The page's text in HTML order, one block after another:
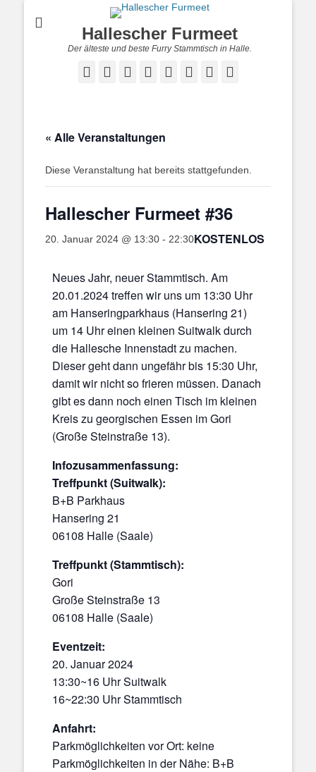
Hallescher Furmeet
Der älteste und beste Furry Stammtisch in Halle.
Facebook
Twitter Feed YouTubeInstagram
Reddit
« Alle Veranstaltungen
Diese Veranstaltung hat bereits stattgefunden.
Hallescher Furmeet #36
20. Januar 2024 @ 13:30 - 22:30KOSTENLOS
Neues Jahr, neuer Stammtisch. Am
20.01.2024 treffen wir uns um 13:30 Uhr
am Hanseringparkhaus (Hansering 21)
um 14 Uhr einen kleinen Suitwalk durch
die Hallesche Innenstadt zu machen.
Dieser geht dann ungefähr bis 15:30 Uhr,
damit wir nicht so frieren müssen. Danach
gibt es dann noch einen Tisch im kleinen
Kreis zu georgischen Essen im Gori
(Große Steinstraße 13).
Infozusammenfassung:
Treffpunkt (Suitwalk):
B+B Parkhaus
Hansering 21
06108 Halle (Saale)
Treffpunkt (Stammtisch):
Gori
Große Steinstraße 13
06108 Halle (Saale)
Eventzeit:
20. Januar 2024
13:30~16 Uhr Suitwalk
16~22:30 Uhr Stammtisch
Anfahrt:
Parkmöglichkeiten vor Ort: keine
Parkmöglichkeiten in der Nähe: B+B